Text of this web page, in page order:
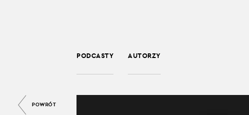
PODCASTY AUTORZY
POWRÓT